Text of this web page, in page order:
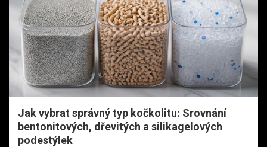
Jak vybrat správný typ kočkolitu: Srovnání
bentonitových, dřevitých a silikagelových
podestýlek